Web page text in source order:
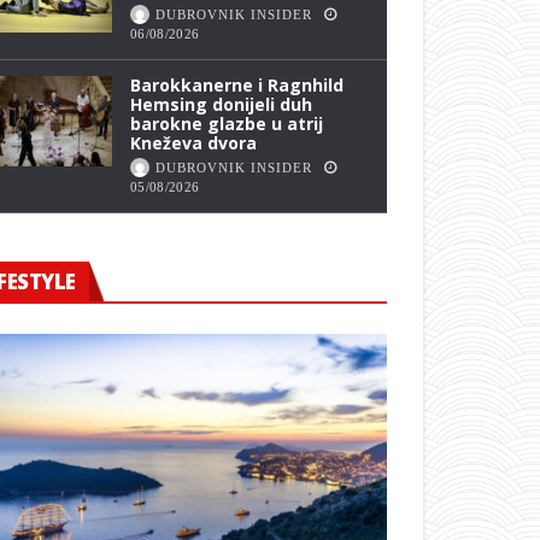
DUBROVNIK INSIDER
06/08/2026
Barokkanerne i Ragnhild
Hemsing donijeli duh
barokne glazbe u atrij
Kneževa dvora
DUBROVNIK INSIDER
05/08/2026